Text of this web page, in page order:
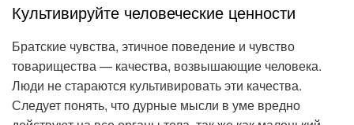
Культивируйте человеческие ценности
Братские чувства, этичное поведение и чувство
товарищества — качества, возвышающие человека.
Люди не стараются культивировать эти качества.
Следует понять, что дурные мысли в уме вредно